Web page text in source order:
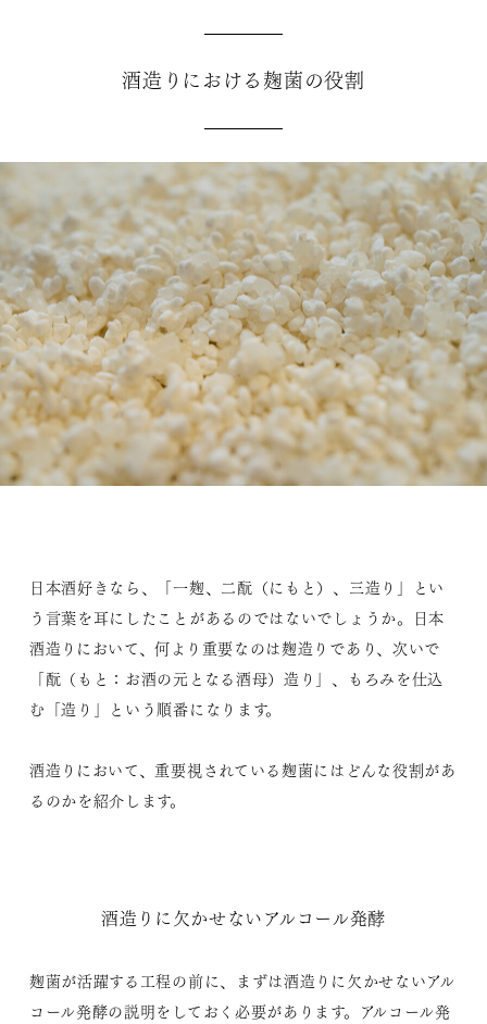
酒造りにおける麹菌の役割
日本酒好きなら、「一麹、二酛（にもと）、三造り」とい
う言葉を耳にしたことがあるのではないでしょうか。日本
酒造りにおいて、何より重要なのは麹造りであり、次いで
「酛（もと：お酒の元となる酒母）造り」、もろみを仕込
む「造り」という順番になります。
酒造りにおいて、重要視されている麹菌にはどんな役割があ
るのかを紹介します。
酒造りに欠かせないアルコール発酵
麹菌が活躍する工程の前に、まずは酒造りに欠かせないアル
コール発酵の説明をしておく必要があります。アルコール発